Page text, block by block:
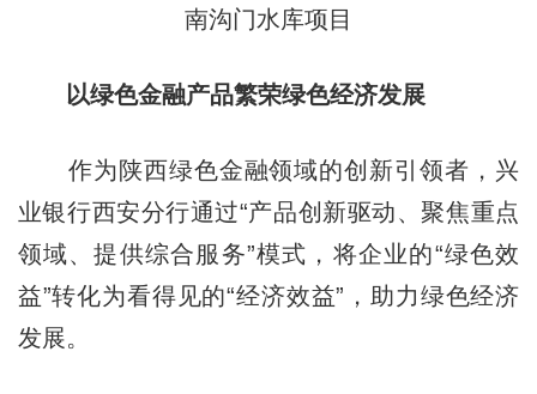
南沟门水库项目
以绿色金融产品繁荣绿色经济发展
作为陕西绿色金融领域的创新引领者，兴
业银行西安分行通过“产品创新驱动、聚焦重点
领域、提供综合服务”模式，将企业的“绿色效
益”转化为看得见的“经济效益”，助力绿色经济
发展。